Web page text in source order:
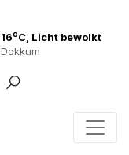
16oC, Licht bewolkt
Dokkum